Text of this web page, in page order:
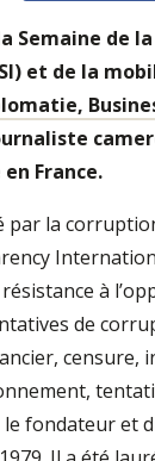
Semaine de
et de la
France.
par la
à
de
censure,
le fondateur et